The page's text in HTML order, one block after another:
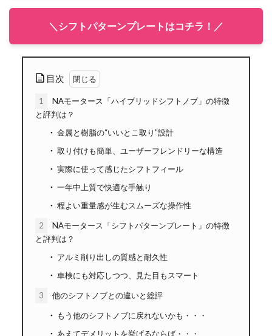
＼シフトパターンプレートはコチラ！／
目次
1
NAモータース「ハイブリッドシフトノブ」の特徴
と評判は？
金属と樹脂の“いいとこ取り”設計
取り付けも簡単、ユーザーフレンドリーな構造
実際に使って感じたシフトフィール
一年中上質で快適な手触り
程よい重量感が生むスムーズな操作性
2
NAモータース「シフトパターンプレート」の特徴
と評判は？
アルミ削り出しの質感と耐久性
車検にも対応しつつ、見た目もスマート
3 他のシフトノブとの違いと総評
もう他のシフトノブに戻れないかも・・・
あえてデメリットを挙げるならば・・・